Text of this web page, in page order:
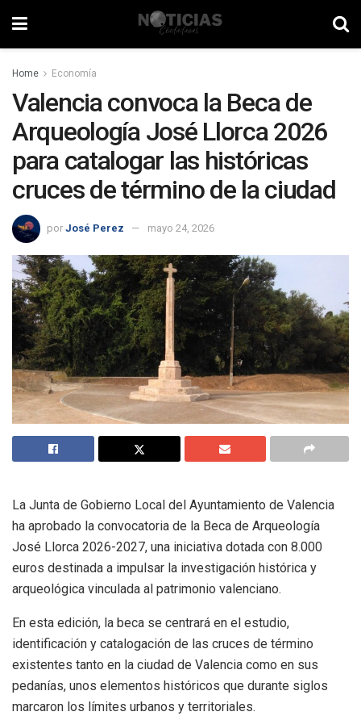
Home Economía
Valencia convoca la Beca de
Arqueología José Llorca 2026
para catalogar las históricas
cruces de término de la ciudad
por José Perez mayo 24, 2026
La Junta de Gobierno Local del Ayuntamiento de Valencia
ha aprobado la convocatoria de la Beca de Arqueología
José Llorca 2026-2027, una iniciativa dotada con 8.000
euros destinada a impulsar la investigación histórica y
arqueológica vinculada al patrimonio valenciano.
En esta edición, la beca se centrará en el estudio,
identificación y catalogación de las cruces de término
existentes tanto en la ciudad de Valencia como en sus
pedanías, unos elementos históricos que durante siglos
marcaron los límites urbanos y territoriales.